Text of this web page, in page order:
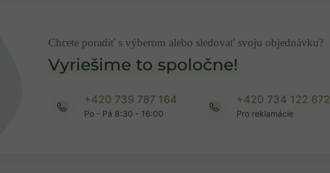
Chcete poradiť s výberom alebo sledovať svoju objednávku?
Vyriešime to spoločne!
+420 739 787 164
Po - Pá 8:30 - 16:00
+420 734 122 672
Pro reklamácie